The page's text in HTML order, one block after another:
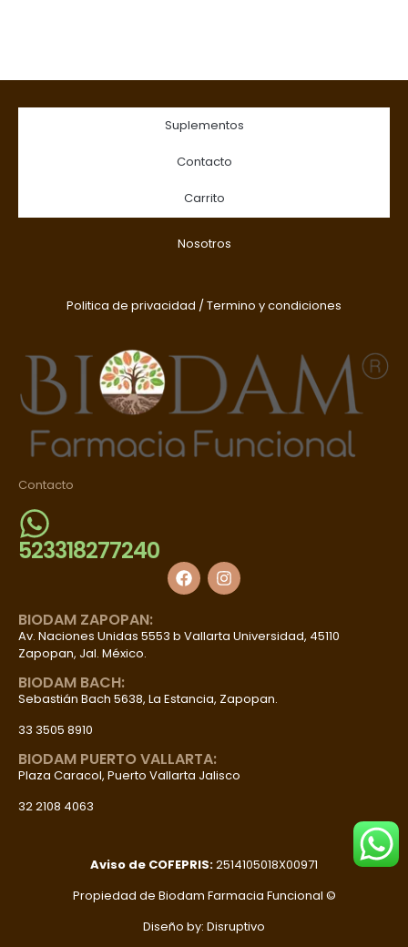
Suplementos
Contacto
Carrito
Nosotros
Politica de privacidad /Termino y condiciones
Contacto
523318277240
BIODAM ZAPOPAN:
Av. Naciones Unidas 5553 b Vallarta Universidad, 45110
Zapopan, Jal. México.
BIODAM BACH:
Sebastián Bach 5638, La Estancia, Zapopan.
33 3505 8910
BIODAM PUERTO VALLARTA:
Plaza Caracol, Puerto Vallarta Jalisco
32 2108 4063
Aviso de COFEPRIS:2514105018X00971
Propiedad de Biodam Farmacia Funcional ©
Diseño by: Disruptivo